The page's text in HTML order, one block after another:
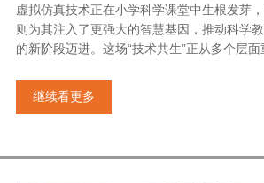
虚拟仿真技术正在小学科学课堂中生根发芽
则为其注入了更强大的智慧基因，推动科学
的新阶段迈进。这场“技术共生”正从多个层面
继续看更多